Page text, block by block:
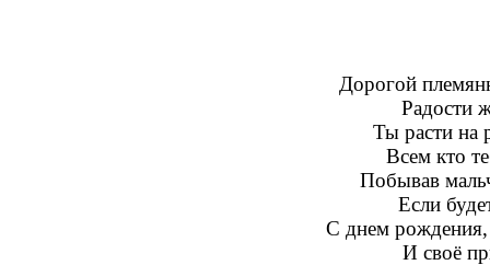
Дорогой
Радости
Ты расти на
Всем кто
Побывав
Если
С днем рождения,
И своё